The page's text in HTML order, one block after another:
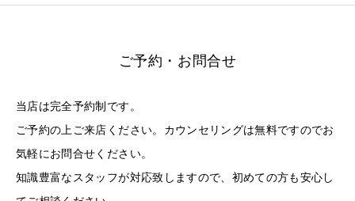
ご予約・お問合せ
当店は完全予約制です。
ご予約の上ご来店ください。カウンセリングは無料ですのでお
気軽にお問合せください。
知識豊富なスタッフが対応致しますので、初めての方も安心し